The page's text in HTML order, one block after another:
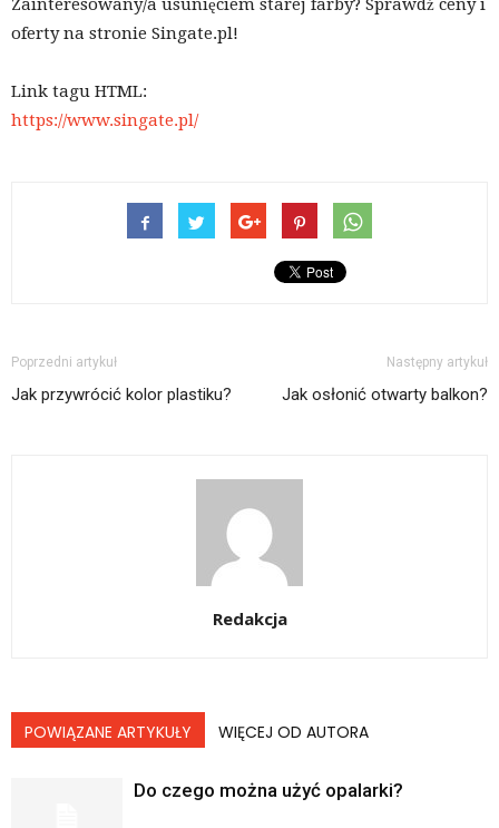
Zainteresowany/a usunięciem starej farby? Sprawdź ceny i
oferty na stronie Singate.pl!
Link tagu HTML:
https://www.singate.pl/
Poprzedni artykuł
Jak przywrócić kolor plastiku?
Następny artykuł
Jak osłonić otwarty balkon?
Redakcja
POWIĄZANE ARTYKUŁY WIĘCEJ OD AUTORA
Do czego można użyć opalarki?